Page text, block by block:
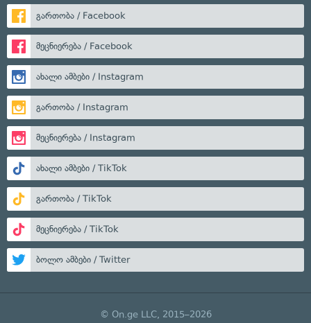
გართობა / Facebook
მეცნიერება / Facebook
ახალი ამბები / Instagram
გართობა / Instagram
მეცნიერება / Instagram
ახალი ამბები / TikTok
გართობა / TikTok
მეცნიერება / TikTok
ბოლო ამბები / Twitter
© On.ge LLC, 2015–2026